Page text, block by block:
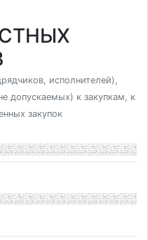
исполнителей),
допускаемых) к закупкам, к
закупок